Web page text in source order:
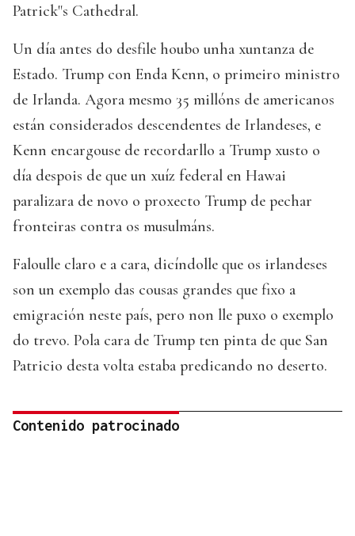
Patrick"s Cathedral.
Un día antes do desfile houbo unha xuntanza de
Estado. Trump con Enda Kenn, o primeiro ministro
de Irlanda. Agora mesmo 35 millóns de americanos
están considerados descendentes de Irlandeses, e
Kenn encargouse de recordarllo a Trump xusto o
día despois de que un xuíz federal en Hawai
paralizara de novo o proxecto Trump de pechar
fronteiras contra os musulmáns.
Faloulle claro e a cara, dicíndolle que os irlandeses
son un exemplo das cousas grandes que fixo a
emigración neste país, pero non lle puxo o exemplo
do trevo. Pola cara de Trump ten pinta de que San
Patricio desta volta estaba predicando no deserto.
Contenido patrocinado